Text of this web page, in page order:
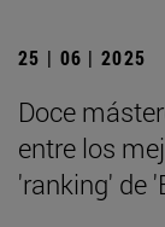
25 | 06 | 2025
Doce
entre los
'ranking' de